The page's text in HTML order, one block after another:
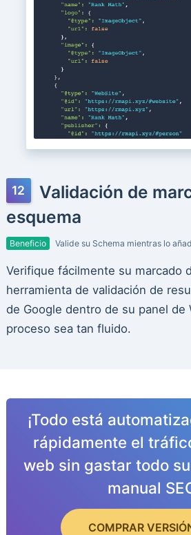
Validación de
esquema
Beneficio Valide su Schema mientras lo
Verifique fácilmente su marcado
herramienta de validación de
de Google dentro de su panel de
proceso sea tan fluido.
¡Todo está
rápidamente el
web sin gastar todo
manual
COMPRAR